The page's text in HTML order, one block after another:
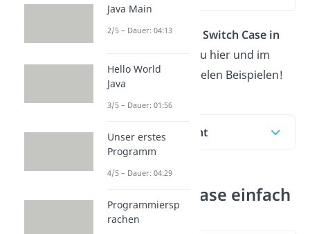
Wie funktioniert der Switch Case in
? Das erfährst du hier und im
Videoanhand von vielen Beispielen!
Inhaltsübersicht
Java Switch Case einfach
erklärt
Java Main
2/5 – Dauer: 04:13
Hello World
Java
3/5 – Dauer: 01:56
Unser erstes
Programm
4/5 – Dauer: 04:29
Programmiersp
rachen